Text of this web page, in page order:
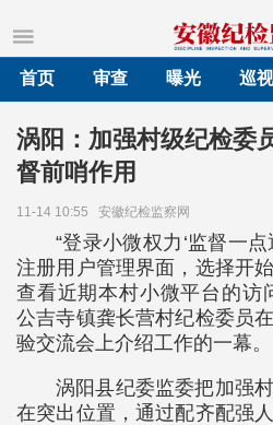
首页
审查 曝光 巡
涡阳：加强村级纪检委
督前哨作用
11-14 10:55 安徽纪检监察网
“登录小微权力‘监督一
注册用户管理界面，选择开
查看近期本村小微平台的
公吉寺镇龚长营村纪检委员
验交流会上介绍工作的一幕。
涡阳县纪委监委把加强
在突出位置，通过配齐配强